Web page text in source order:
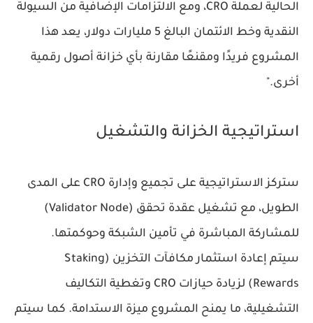
الحالية لعملة CRO، ومع الالتزامات الإضافية من السيولة
النقدية وخط الائتمان البالغ 5 مليارات دولار، يعد هذا
المشروع فريدًا ومقنعًا مقارنة بأي خزانة أصول رقمية
أخرى."
استراتيجية الخزانة والتشغيل
ستركز الاستراتيجية على تجميع وإدارة CRO
على المدى
الطويل، مع تشغيل عقدة تحقق (Validator Node)
للمشاركة المباشرة في تأمين الشبكة وحوكمتها.
سيتم إعادة استثمار مكافآت التخزين (Staking
Rewards) لزيادة حيازات CRO وتغطية التكاليف
التشغيلية، ما يمنح المشروع ميزة الاستدامة. كما سيتم